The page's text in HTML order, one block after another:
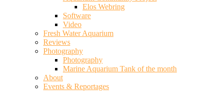
Elos Webring
Software
Video
Fresh Water Aquarium
Reviews
Photography
Photography
Marine Aquarium Tank of the month
About
Events & Reportages